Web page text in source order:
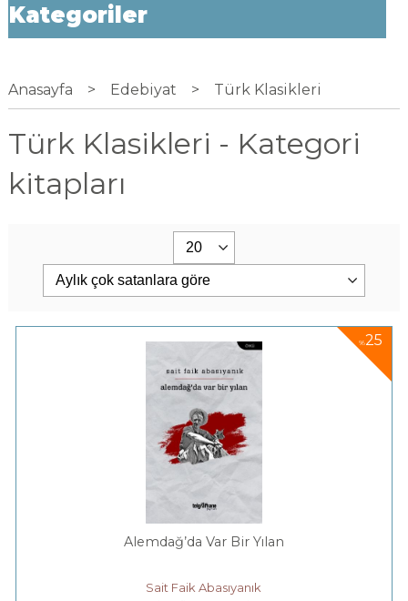
Kategoriler
Anasayfa > Edebiyat > Türk Klasikleri
Türk Klasikleri - Kategori
kitapları
%25
Alemdağ’da Var Bir Yılan
Sait Faik Abasıyanık